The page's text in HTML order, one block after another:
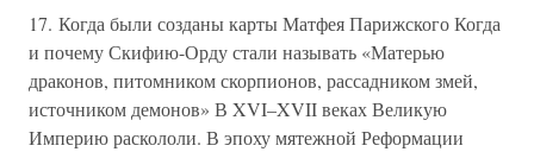
17. Когда были созданы карты Матфея Парижского Когда
и почему Скифию-Орду стали называть «Матерью
драконов, питомником скорпионов, рассадником змей,
источником демонов» В XVI–XVII веках Великую
Империю раскололи. В эпоху мятежной Реформации